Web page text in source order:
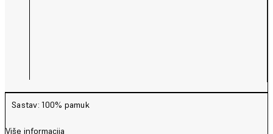
Sastav: 100% pamuk
Više informacija